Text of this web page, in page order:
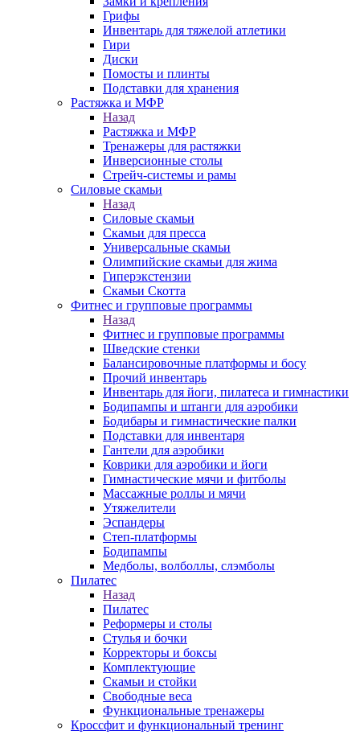
Грифы
Инвентарь для тяжелой атлетики
Гири
Диски
Помосты и плинты
Подставки для хранения
Растяжка и МФР
Назад
Растяжка и МФР
Тренажеры для растяжки
Инверсионные столы
Стрейч-системы и рамы
Силовые скамьи
Назад
Силовые скамьи
Скамьи для пресса
Универсальные скамьи
Олимпийские скамьи для жима
Гиперэкстензии
Скамьи Скотта
Фитнес и групповые программы
Назад
Фитнес и групповые программы
Шведские стенки
Балансировочные платформы и босу
Прочий инвентарь
Инвентарь для йоги, пилатеса и гимнастики
Бодипампы и штанги для аэробики
Бодибары и гимнастические палки
Подставки для инвентаря
Гантели для аэробики
Коврики для аэробики и йоги
Гимнастические мячи и фитболы
Массажные роллы и мячи
Утяжелители
Эспандеры
Степ-платформы
Бодипампы
Медболы, волболлы, слэмболы
Пилатес
Назад
Пилатес
Реформеры и столы
Стулья и бочки
Корректоры и боксы
Комплектующие
Скамьи и стойки
Свободные веса
Функциональные тренажеры
Кроссфит и функциональный тренинг